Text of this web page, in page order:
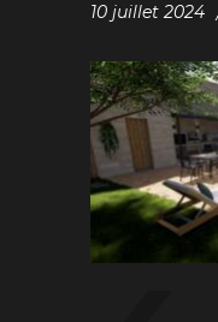
10 juillet 2024